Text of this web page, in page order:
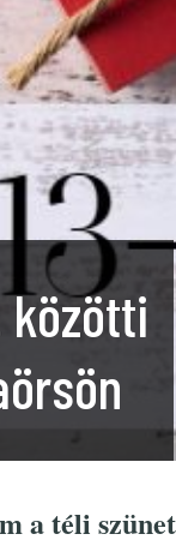
közötti
a téli